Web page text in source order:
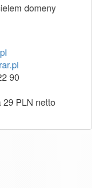
domeny
90
29 PLN netto